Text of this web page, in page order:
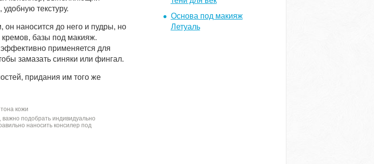
текстуру.
он наносится до него и пудры, но
базы под макияж.
применяется для
замазать синяки или фингал.
придания им того же
подобрать индивидуально
наносить консилер под
Основа под макияж
Летуаль